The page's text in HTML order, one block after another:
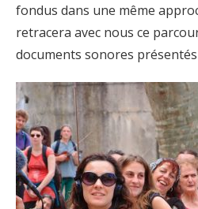
fondus dans une même
retracera avec nous ce
documents sonores